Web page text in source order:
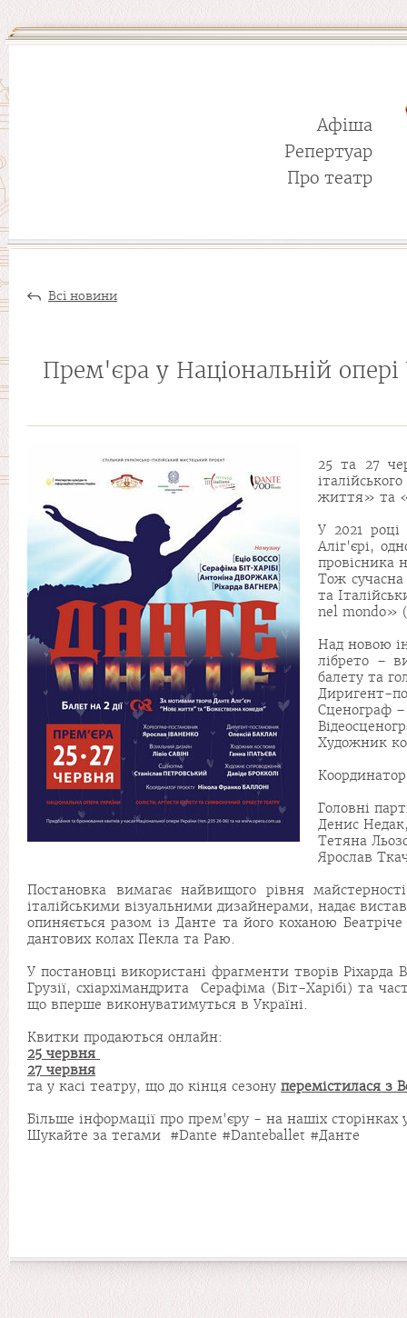
Афіша
Репертуар
Про театр
Всі новини
Прем'єра у Національній
25 та 27
життя» та
У 2021 році
Аліг'єрі,
провісника
Тож сучасна
та
nel mondo»
Над новою
лібрето –
балету та
Диригент-
Сценограф –
Художник
Головні
Денис
Тетяна
Ярослав
Постановка вимагає найвищого рівня
італійськими візуальними дизайнерами, надає
опиняється разом із Данте та його коханою
дантових колах Пекла та Раю.
У постановці використані фрагменти творів Ріхарда
Грузії, схіархімандрита Серафіма (Біт-Харібі) та
що вперше виконуватимуться в Україні.
Квитки продаються онлайн:
25 червня
27 червня
та у касі театру, що до кінця сезону перемістилася з
Більше інформації про прем'єру - на нашіх сторінках
Шукайте за тегами #Dante #Danteballet #Данте